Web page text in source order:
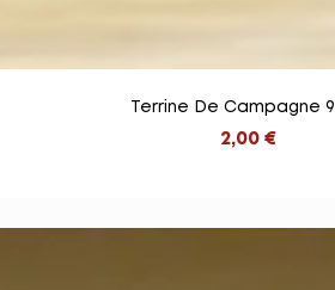
Terrine De Campagne
2,00 €